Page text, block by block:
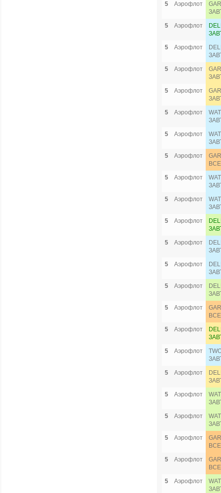
5 Аэрофлот
5
Аэрофлот
5
Аэрофлот
5
Аэрофлот
5
Аэрофлот
5
Аэрофлот
5
Аэрофлот
5
Аэрофлот
5
Аэрофлот
5
Аэрофлот
5
Аэрофлот
5
Аэрофлот
5
Аэрофлот
5
Аэрофлот
5
Аэрофлот
5
Аэрофлот
5
Аэрофлот
5
Аэрофлот
5
Аэрофлот
5
Аэрофлот
5
Аэрофлот
5
Аэрофлот
5
Аэрофлот